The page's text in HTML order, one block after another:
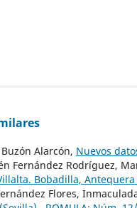
Alarcón, Nuevos
Fernández Rodríguez,
Bobadilla,
Flores,